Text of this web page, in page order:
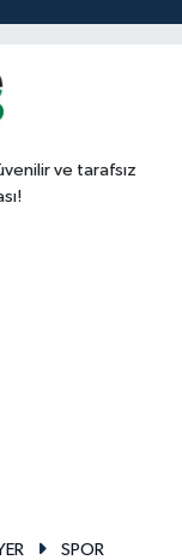
ve tarafsız
SPOR